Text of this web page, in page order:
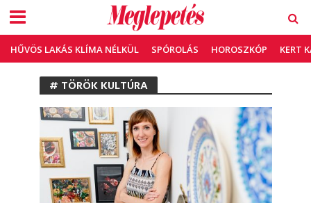
HŰVÖS LAKÁS KLÍMA NÉLKÜL SPÓROLÁS HOROSZKÓP KERT
# TÖRÖK KULTÚRA